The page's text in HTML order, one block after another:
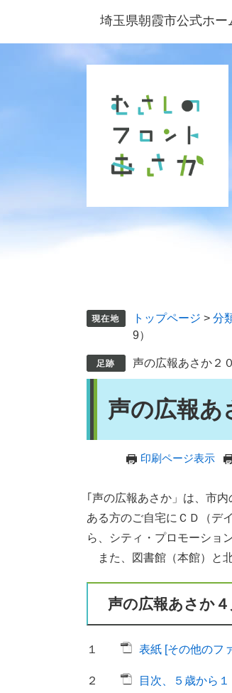
ジ
ュ
埼玉県朝霞市公式ホー
トップページ > 分
9）
声の広報あさか２
声の広報あ
印刷ページ表示
｢声の広報あさか」は、市
ある方のご自宅にＣＤ（デ
ら、シティ・プロモーショ
また、図書館（本館）と
声の広報あさか
１ 表紙 [その他のフ
２
目次、５歳から